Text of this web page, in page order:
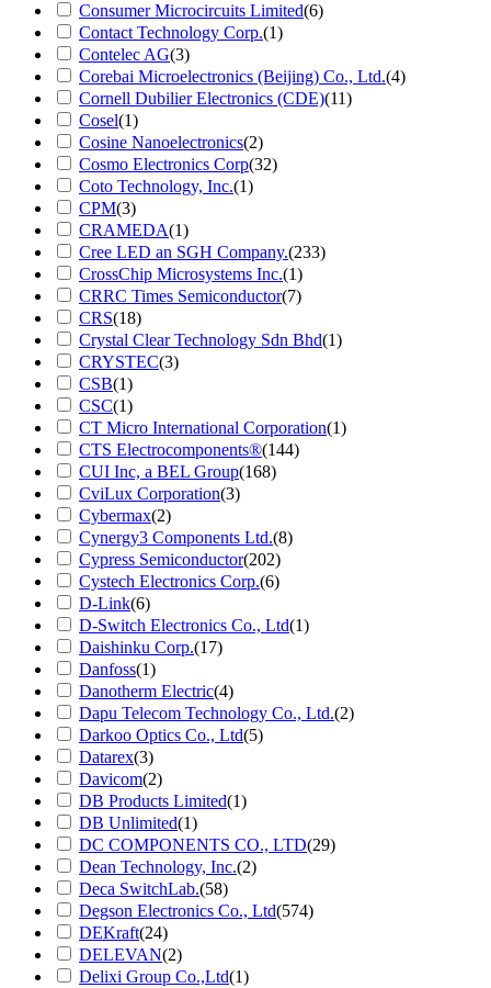
Consumer Microcircuits Limited(6)
Contact Technology Corp.(1)
Contelec AG(3)
Corebai Microelectronics (Beijing) Co., Ltd.(4)
Cornell Dubilier Electronics (CDE)(11)
Cosel(1)
Cosine Nanoelectronics(2)
Cosmo Electronics Corp(32)
Coto Technology, Inc.(1)
CPM(3)
CRAMEDA(1)
Cree LED an SGH Company.(233)
CrossChip Microsystems Inc.(1)
CRRC Times Semiconductor(7)
CRS(18)
Crystal Clear Technology Sdn Bhd(1)
CRYSTEC(3)
CSB(1)
CSC(1)
CT Micro International Corporation(1)
CTS Electrocomponents®(144)
CUI Inc, a BEL Group(168)
CviLux Corporation(3)
Cybermax(2)
Cynergy3 Components Ltd.(8)
Cypress Semiconductor(202)
Cystech Electronics Corp.(6)
D-Link(6)
D-Switch Electronics Co., Ltd(1)
Daishinku Corp.(17)
Danfoss(1)
Danotherm Electric(4)
Dapu Telecom Technology Co., Ltd.(2)
Darkoo Optics Co., Ltd(5)
Datarex(3)
Davicom(2)
DB Products Limited(1)
DB Unlimited(1)
DC COMPONENTS CO., LTD(29)
Dean Technology, Inc.(2)
Deca SwitchLab.(58)
Degson Electronics Co., Ltd(574)
DEKraft(24)
DELEVAN(2)
Delixi Group Co.,Ltd(1)